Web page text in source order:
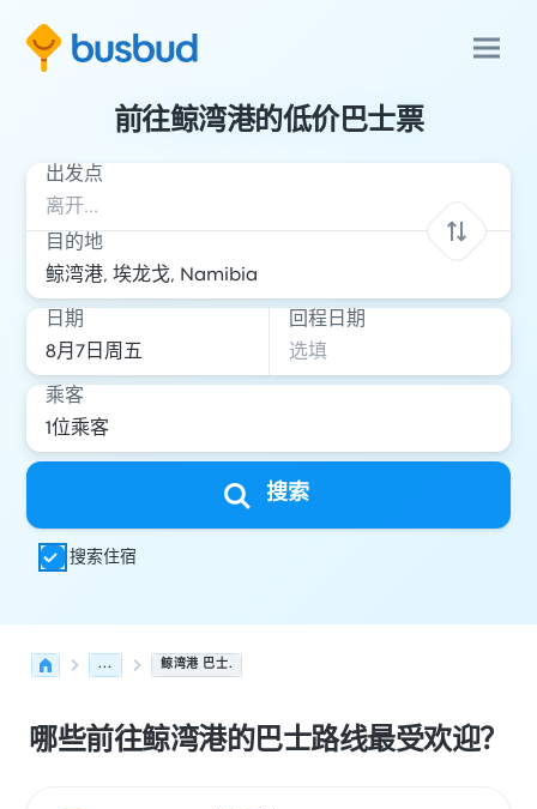
前往鲸湾港的低价巴士票
出发点
目的地
日期 回程日期
乘客
搜索
搜索住宿
... 鲸湾港 巴士.
哪些前往鲸湾港的巴士路线最受欢迎？